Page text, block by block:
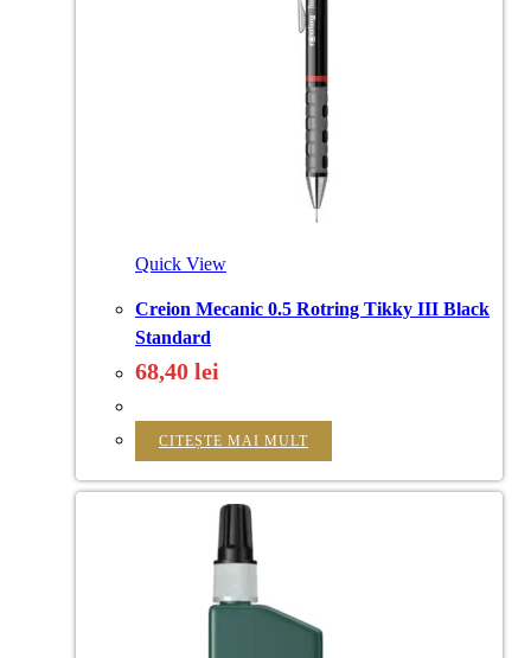
Quick View
Creion Mecanic 0.5 Rotring Tikky III Black
Standard
68,40 lei
CITEȘTE MAI MULT